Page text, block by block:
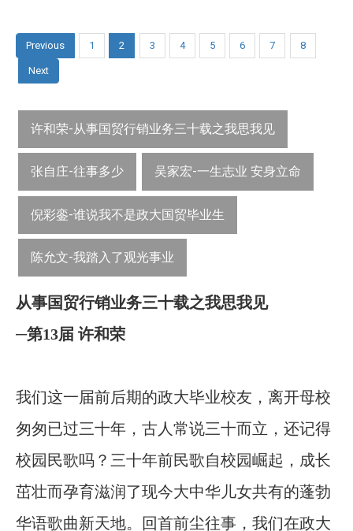
Previous 1 2 3 4 5 6 7 8
Next
许和荣-从事国贸行销业务三十载之我思我见
张自庄-往事多少 吴家宏-一生志业 安身立命
倪彩銮-谁说我不是政大国贸毕业生
陈允文-我踏入了观光事业
从事国贸行销业务三十载之我思我见
─第13届 许和荣
我们这一届前后期的政大毕业校友 ，离开母校
匆匆已过三十年，古人常说三十而立，还记得
校园民歌吗？三十年前民歌自校园崛起，成长
茁壮而孕育滋润了现今大中华儿女共有的蓬勃
华语歌曲新天地。回首前尘往事，我们在政大